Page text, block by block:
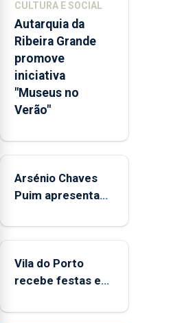
competências
pessoais,
emocionais
e
sociais
junto
das
CULTURA E SOCIAL
Autarquia da
Ribeira Grande
promove
iniciativa
"Museus no
Verão"
Arsénio Chaves
Puim apresenta
Biblioteca de Vila
Vila do Porto
recebe festas em
Senhora da